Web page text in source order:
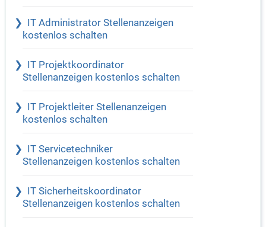
IT Administrator Stellenanzeigen
kostenlos schalten
IT Projektkoordinator
Stellenanzeigen kostenlos schalten
IT Projektleiter Stellenanzeigen
kostenlos schalten
IT Servicetechniker
Stellenanzeigen kostenlos schalten
IT Sicherheitskoordinator
Stellenanzeigen kostenlos schalten